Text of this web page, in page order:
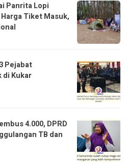
Panrita Lopi
Tiket Masuk,
Pejabat
di Kukar
4.000, DPRD
TB dan